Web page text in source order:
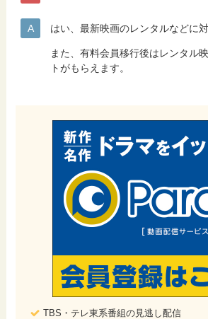
はい、最新映画のレンタルなどに
また、有料会員移行後はレンタル
トがもらえます。
TBS・テレ東系番組の見逃し配信